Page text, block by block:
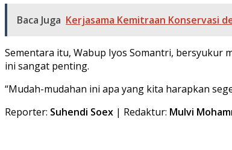
Baca Juga Kerjasama Kemitraan Konservasi
Sementara itu, Wabup Iyos Somantri, bersyukur
ini sangat penting.
“Mudah-mudahan ini apa yang kita harapkan
Reporter: Suhendi Soex | Redaktur: Mulvi